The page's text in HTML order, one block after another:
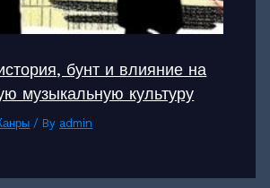
бунт и влияние на
музыкальную культуру
/ By admin